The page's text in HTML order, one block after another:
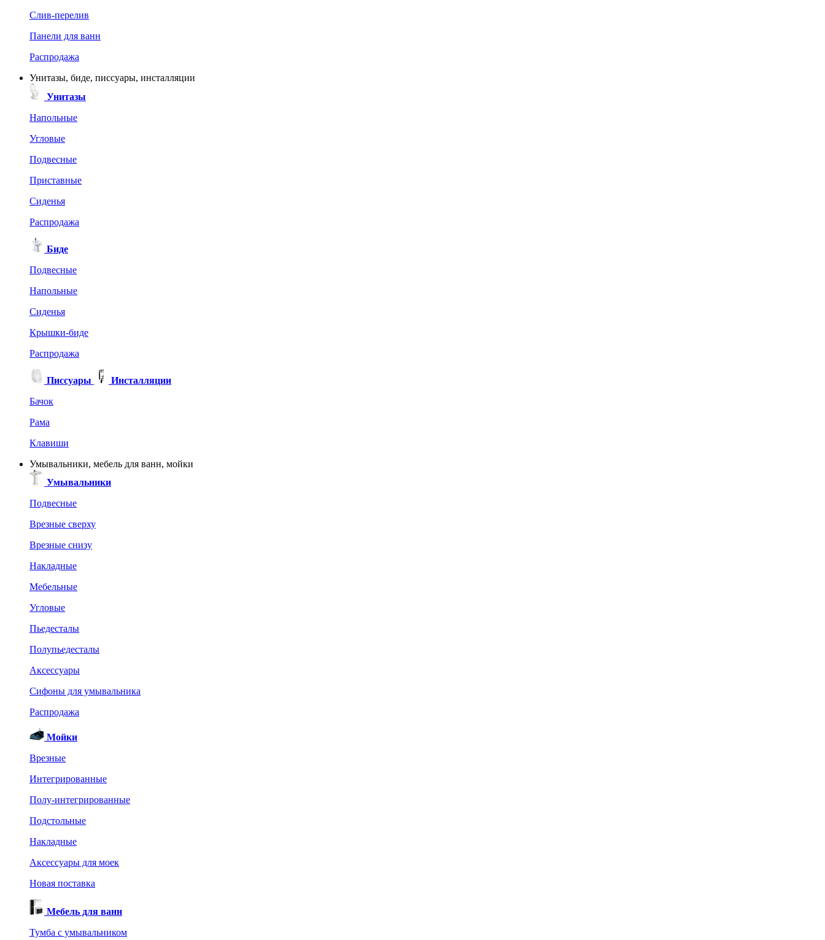
Слив-перелив
Панели для ванн
Распродажа
Унитазы, биде, писсуары, инсталляции
Унитазы
Напольные
Угловые
Подвесные
Приставные
Сиденья
Распродажа
Биде
Подвесные
Напольные
Сиденья
Крышки-биде
Распродажа
Писсуары
Инсталляции
Бачок
Рама
Клавиши
Умывальники, мебель для ванн, мойки
Умывальники
Подвесные
Врезные сверху
Врезные снизу
Накладные
Мебельные
Угловые
Пьедесталы
Полупьедесталы
Аксессуары
Сифоны для умывальника
Распродажа
Мойки
Врезные
Интегрированные
Полу-интегрированные
Подстольные
Накладные
Аксессуары для моек
Новая поставка
Мебель для ванн
Тумба с умывальником